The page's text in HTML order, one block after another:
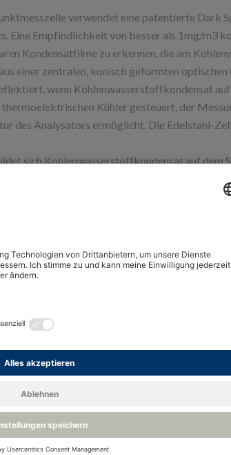
verwendet eine patentierte Dark
Eine Empfindlichkeit von besser als 1mg/m3
Kondensatfilme zu erkennen, die am
einer zentralen, konisch geformten
wenn Kohlenwasserstoffkondensat
Kühler gesteuert, der
des Analysators ermöglicht. Die Edelstahl-
sich Kohlenwasserstoffkondensat auf dem
reflektierend wird. Aufgrund der
Reduzierung der
vom Analysator überwacht und
wurde, die Temperatur der optischen
Gasanalyse
nutzt die Eigenschaft der
anderen TC-Wert hat. Der Analysator nutzt
binären Gemisch zu messen.
Paar Thermistoren in einer Wheatstone-
während sich der andere in einer
vom Thermistor übertragen und bringt die